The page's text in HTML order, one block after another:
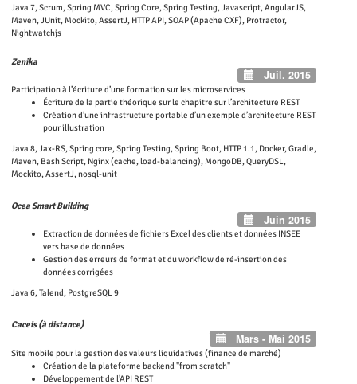
Java 7, Scrum, Spring MVC, Spring Core, Spring Testing, Javascript, AngularJS,
Maven, JUnit, Mockito, AssertJ, HTTP API, SOAP (Apache CXF), Protractor,
Nightwatchjs
Zenika
Juil. 2015
Participation à l’écriture d’une formation sur les microservices
Écriture de la partie théorique sur le chapitre sur l’architecture REST
Création d’une infrastructure portable d’un exemple d’architecture REST
pour illustration
Java 8, Jax-RS, Spring core, Spring Testing, Spring Boot, HTTP 1.1, Docker, Gradle,
Maven, Bash Script, Nginx (cache, load-balancing), MongoDB, QueryDSL,
Mockito, AssertJ, nosql-unit
Ocea Smart Building
Juin 2015
Extraction de données de fichiers Excel des clients et données INSEE
vers base de données
Gestion des erreurs de format et du workflow de ré-insertion des
données corrigées
Java 6, Talend, PostgreSQL 9
Caceis(à distance)
Mars - Mai 2015
Site mobile pour la gestion des valeurs liquidatives (finance de marché)
Création de la plateforme backend "from scratch"
Développement de l’API REST